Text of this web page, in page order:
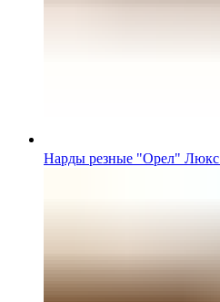
Нарды резные "Орел" Люкс